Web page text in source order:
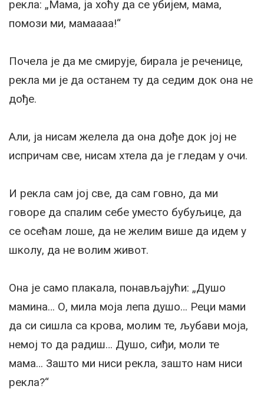
рекла: „Мама, ја хоћу да се убијем, мама,
помози ми, мамаааа!“
Почела је да ме смирује, бирала је реченице,
рекла ми је да останем ту да седим док она не
дође.
Али, ја нисам желела да она дође док јој не
испричам све, нисам хтела да је гледам у очи.
И рекла сам јој све, да сам говно, да ми
говоре да спалим себе уместо бубуљице, да
се осећам лоше, да не желим више да идем у
школу, да не волим живот.
Она је само плакала, понављајући: „Душо
мамина… О, мила моја лепа душо… Реци мами
да си сишла са крова, молим те, љубави моја,
немој то да радиш… Душо, сиђи, моли те
мама… Зашто ми ниси рекла, зашто нам ниси
рекла?“